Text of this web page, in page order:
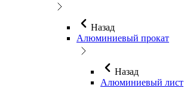
Назад
Алюминиевый прокат
Назад
Алюминиевый лист